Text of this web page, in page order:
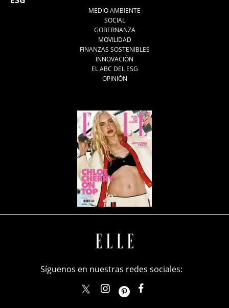
MEDIO AMBIENTE
SOCIAL
GOBERNANZA
MOVILIDAD
FINANZAS SOSTENIBLES
INNOVACIÓN
EL ABC DEL ESG
OPINIÓN
Síguenos en nuestras redes sociales:
elle_mexicoellemexico